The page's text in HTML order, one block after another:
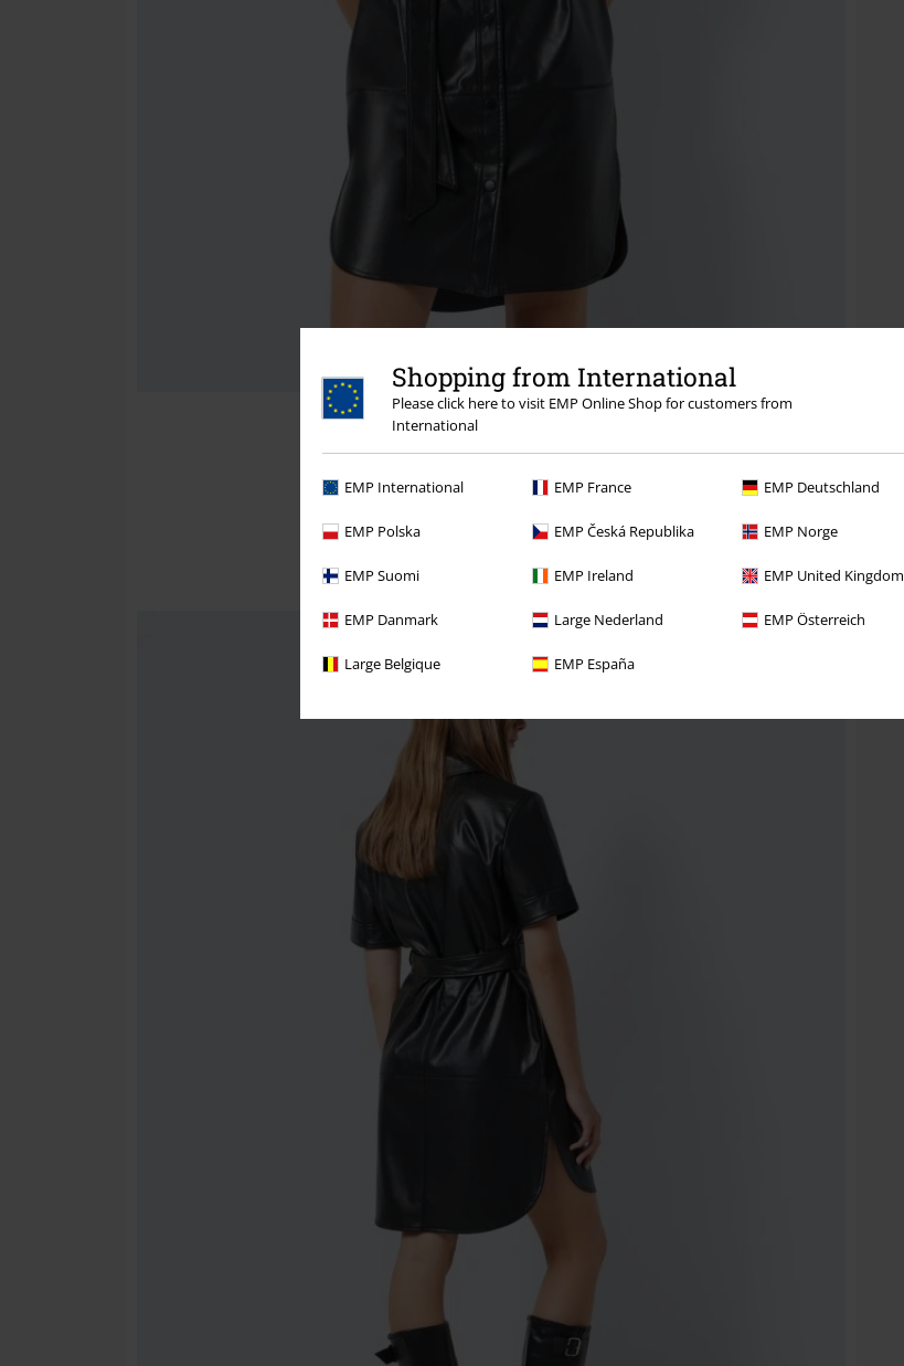
Shopping from International
Please click here to visit EMP Online Shop for customers from
International
EMP International EMP France EMP Deutschland
EMP Polska EMP Česká Republika EMP Norge
EMP Suomi EMP Ireland EMP United Kingdom
EMP Danmark Large Nederland EMP Österreich
Large Belgique EMP España